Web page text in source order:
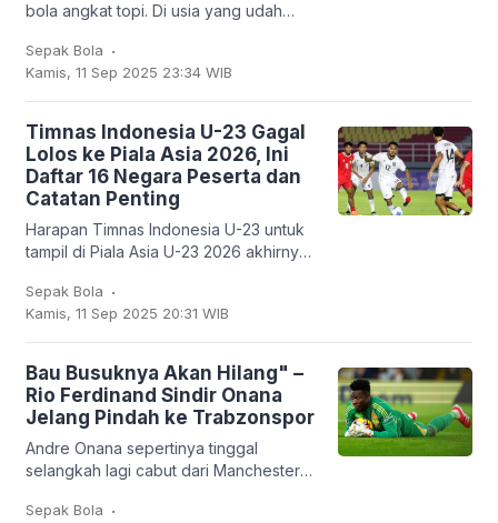
bola angkat topi. Di usia yang udah
mencatatkan sejarah baru: untuk
pertama
Sepak Bola .
Kamis, 11 Sep 2025 23:34 WIB
Timnas Indonesia U-23 Gagal
Lolos ke Piala Asia 2026, Ini
Daftar 16 Negara Peserta dan
Catatan Penting
Harapan Timnas Indonesia U-23 untuk
tampil di Piala Asia U-23 2026 akhirnya
mampu finis sebagai runner-up Grup J
dengan empat
Sepak Bola .
Kamis, 11 Sep 2025 20:31 WIB
Bau Busuknya Akan Hilang" –
Rio Ferdinand Sindir Onana
Jelang Pindah ke Trabzonspor
Andre Onana sepertinya tinggal
selangkah lagi cabut dari Manchester
dipinjamkan ke klub Turki,
Sepak Bola .